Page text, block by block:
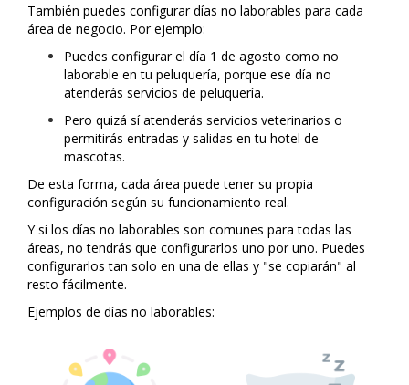
También puedes configurar días no laborables para cada
área de negocio. Por ejemplo:
Puedes configurar el día 1 de agosto como no
laborable en tu peluquería, porque ese día no
atenderás servicios de peluquería.
Pero quizá sí atenderás servicios veterinarios o
permitirás entradas y salidas en tu hotel de
mascotas.
De esta forma, cada área puede tener su propia
configuración según su funcionamiento real.
Y si los días no laborables son comunes para todas las
áreas, no tendrás que configurarlos uno por uno. Puedes
configurarlos tan solo en una de ellas y "se copiarán" al
resto fácilmente.
Ejemplos de días no laborables: